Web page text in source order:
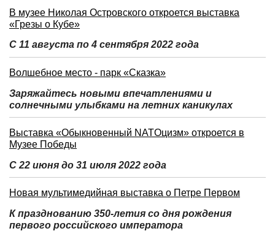
В музее Николая Островского откроется выставка
«Грезы о Кубе»
С 11 августа по 4 сентября 2022 года
Волшебное место - парк «Сказка»
Заряжайтесь новыми впечатлениями и
солнечными улыбками на летних каникулах
Выставка «Обыкновенный NATOцизм» откроется в
Музее Победы
С 22 июня до 31 июля 2022 года
Новая мультимедийная выставка о Петре Первом
К празднованию 350-летия со дня рождения
первого российского императора